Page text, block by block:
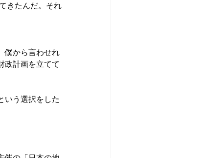
きたんだ。それ
僕から言わせれ
政計画を立てて
いう選択をした